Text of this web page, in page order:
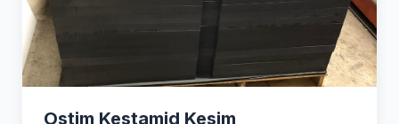
Ostim Kestamid Kesim